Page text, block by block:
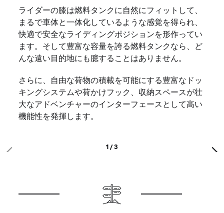
ライダーの膝は燃料タンクに自然にフィットして、
まるで車体と一体化しているような感覚を得られ、
快適で安全なライディングポジションを形作ってい
ます。そして豊富な容量を誇る燃料タンクなら、ど
んな遠い目的地にも臆することはありません。
さらに、自由な荷物の積載を可能にする豊富なドッ
キングシステムや荷かけフック、収納スペースが壮
大なアドベンチャーのインターフェースとして高い
機能性を発揮します。
1 / 3